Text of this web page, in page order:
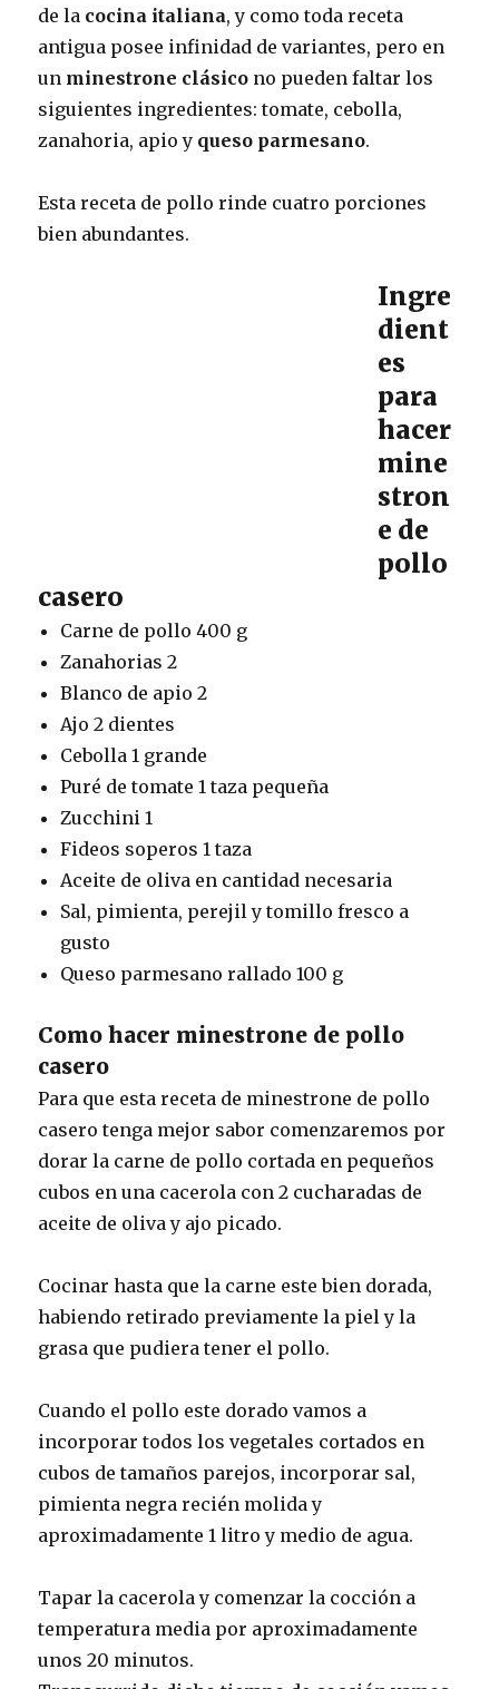
de la cocina italiana, y como toda receta
antigua posee infinidad de variantes, pero en
un minestrone clásico no pueden faltar los
siguientes ingredientes: tomate, cebolla,
zanahoria, apio y queso parmesano.
Esta receta de pollo rinde cuatro porciones
bien abundantes.
Ingre
dient
es
para
hacer
mine
stron
e de
pollo
casero
Carne de pollo 400 g
Zanahorias 2
Blanco de apio 2
Ajo 2 dientes
Cebolla 1 grande
Puré de tomate 1 taza pequeña
Zucchini 1
Fideos soperos 1 taza
Aceite de oliva en cantidad necesaria
Sal, pimienta, perejil y tomillo fresco a
gusto
Queso parmesano rallado 100 g
Como hacer minestrone de pollo
casero
Para que esta receta de minestrone de pollo
casero tenga mejor sabor comenzaremos por
dorar la carne de pollo cortada en pequeños
cubos en una cacerola con 2 cucharadas de
aceite de oliva y ajo picado.
Cocinar hasta que la carne este bien dorada,
habiendo retirado previamente la piel y la
grasa que pudiera tener el pollo.
Cuando el pollo este dorado vamos a
incorporar todos los vegetales cortados en
cubos de tamaños parejos, incorporar sal,
pimienta negra recién molida y
aproximadamente 1 litro y medio de agua.
Tapar la cacerola y comenzar la cocción a
temperatura media por aproximadamente
unos 20 minutos.